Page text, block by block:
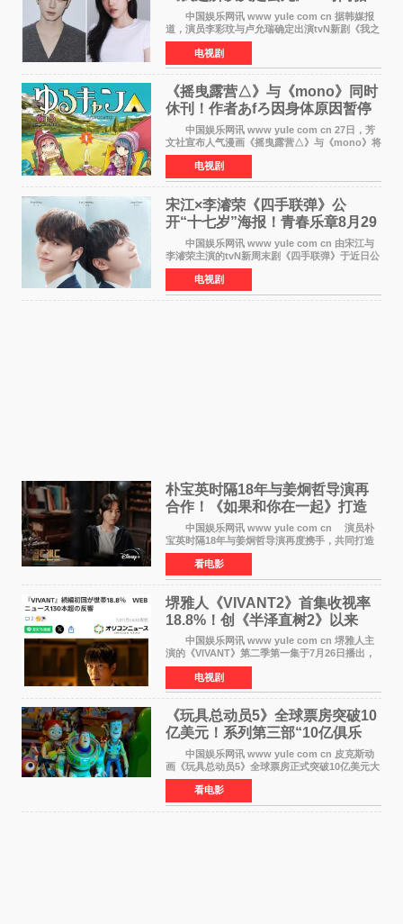
环青春爱情来袭
中国娱乐网讯 www yule com cn 据韩媒报
道，演员李彩玟与卢允瑞确定出演tvN新剧《我之
所以决定去死》，分别担任男女主角。该剧预计
将于明年播出，引发观众期待。 本剧改编自
NAVER同名人气
电视剧
《摇曳露营△》与《mono》同时
休刊！作者あfろ因身体原因暂停
双连载
中国娱乐网讯 www yule com cn 27日，芳
文社宣布人气漫画《摇曳露营△》与《mono》将
暂停连载一段时间，原因是漫画家あfろ身体状况
不佳。 编辑部表示：一直承蒙各位对
《mono》的喜爱，
电视剧
宋江×李濬荣《四手联弹》公
开“十七岁”海报！青春乐章8月29
日奏响
中国娱乐网讯 www yule com cn 由宋江与
李濬荣主演的tvN新周末剧《四手联弹》于近日公
开十七岁版海报，以充满青春气息的画面再度点
燃观众期待。 海报中，宋江与李濬荣并肩站
在音乐教室的
电视剧
朴宝英时隔18年与姜炯哲导演再
合作！《如果和你在一起》打造
奇幻浪漫喜剧
中国娱乐网讯 www yule com cn 演员朴
宝英时隔18年与姜炯哲导演再度携手，共同打造
备受期待的浪漫喜剧新作《如果和你在一起》
（暂定名）。据OSEN报道，朴宝英将出演该片
女主角，自2008年《
看电影
堺雅人《VIVANT2》首集收视率
18.8%！创《半泽直树2》以来
TBS周日剧场最高开局
中国娱乐网讯 www yule com cn 堺雅人主
演的《VIVANT》第二季第一集于7月26日播出，
首集收视率高达18 8%，成为自2020年《半泽直
树2》首集22%以来，TBS周日剧场最高开播收视
纪录。 考虑到
电视剧
《玩具总动员5》全球票房突破10
亿美元！系列第三部“10亿俱乐
部”达成
中国娱乐网讯 www yule com cn 皮克斯动
画《玩具总动员5》全球票房正式突破10亿美元大
关。截至上周末，该片全球累计票房已达10 22亿
美元，其中北美市场贡献4 48亿美元，中国内地
票房达2 82
看电影